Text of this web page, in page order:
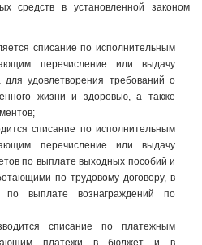
средств в уста­новленной законом
списание по исполнительным
перечисление или выдачу
удовлетворения требований о
жизни и здо­ровью, а также
списание по исполнительным
перечисление или выдачу
по выплате выходных пособий и
по трудовому договору, в
выплате вознагражде­ний по
списание по платежным
платежи в бюджет и в